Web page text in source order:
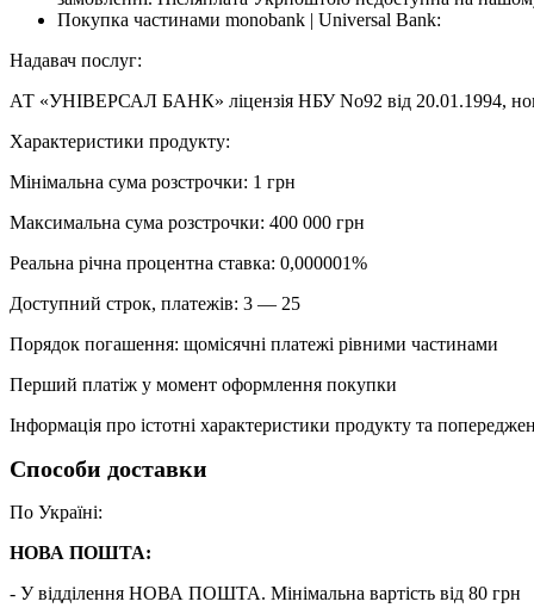
Покупка частинами monobank | Universal Bank:
Надавач послуг:
АТ «УНІВЕРСАЛ БАНК» ліцензія НБУ No92 від 20.01.1994,
Характеристики продукту:
Мінімальна сума розстрочки: 1 грн
Максимальна сума розстрочки: 400 000 грн
Реальна річна процентна ставка: 0,000001%
Доступний строк, платежів: 3 — 25
Порядок погашення: щомісячні платежі рівними частинами
Перший платіж у момент оформлення покупки
Інформація про істотні характеристики продукту та
Способи доставки
По Україні:
НОВА ПОШТА:
- У відділення НОВА ПОШТА. Мінімальна вартість від 80 грн